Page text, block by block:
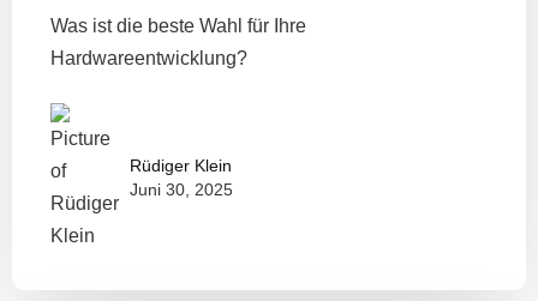
Was ist die beste Wahl für Ihre
Hardwareentwicklung?
Rüdiger Klein
Juni 30, 2025